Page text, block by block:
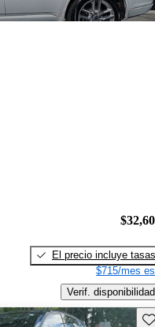
El precio incluye tasas
$715/mes
Verif. disponibilidad